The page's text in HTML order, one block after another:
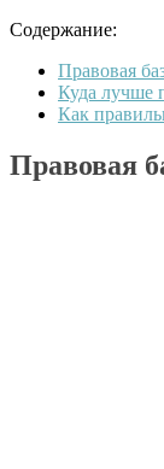
Содержание:
Правовая
Куда лучше
Как
Правовая